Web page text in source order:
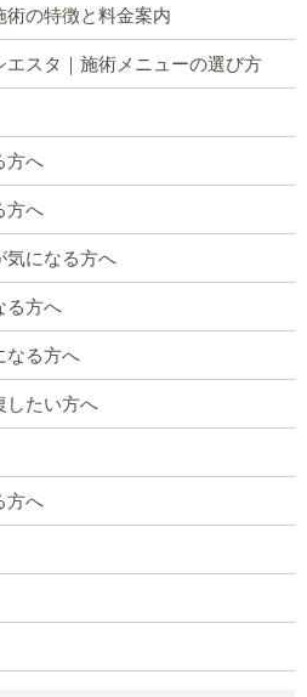
術の特徴と料金案内
スタ｜施術メニューの選び方
方へ
方へ
気になる方へ
る方へ
なる方へ
したい方へ
方へ